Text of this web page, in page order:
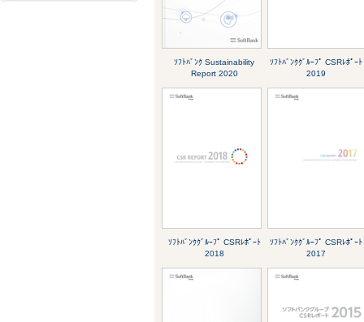
ｿﾌﾄﾊﾞﾝｸ Sustainability
Report 2020
ｿﾌﾄﾊﾞﾝｸｸﾞﾙｰﾌﾟ CSRﾚﾎﾟｰﾄ
2019
ｿﾌﾄﾊﾞﾝｸｸﾞﾙｰﾌﾟ CSRﾚﾎﾟｰﾄ
2018
ｿﾌﾄﾊﾞﾝｸｸﾞﾙｰﾌﾟ CSRﾚﾎﾟｰﾄ
2017